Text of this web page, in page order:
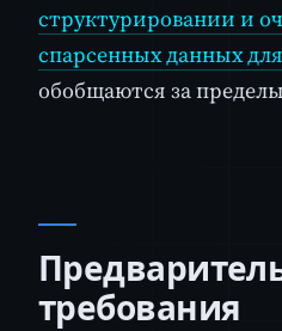
структурировании и
спарсенных данных
обобщаются за пределы
требования